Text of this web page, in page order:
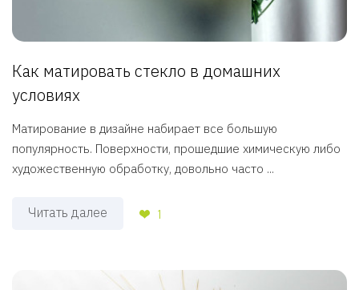
Как матировать стекло в домашних
условиях
Матирование в дизайне набирает все большую
популярность. Поверхности, прошедшие химическую либо
художественную обработку, довольно часто ...
Читать далее 1